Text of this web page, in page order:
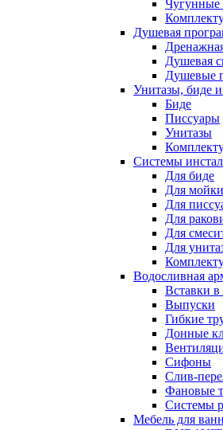
Душевая
Душевая
Душевые
Унитазы, биде
Биде
Писсуары
Унитазы
Системы
Для биде
Для мойки
Для
Для
Для
Для
Водосливная
Вставки
Выпуски
Гибкие
Донные
Сифоны
Слив-
Фановые
Системы
Мебель для